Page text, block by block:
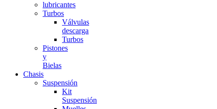
lubricantes
Turbos
Válvulas
descarga
Turbos
Pistones
y
Bielas
Chasis
Suspensión
Kit
Suspensión